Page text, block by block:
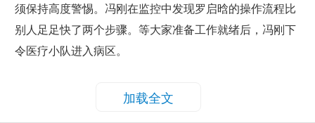
须保持高度警惕。冯刚在监控中发现罗启晗的操作流程比
别人足足快了两个步骤。等大家准备工作就绪后，冯刚下
令医疗小队进入病区。
加载全文